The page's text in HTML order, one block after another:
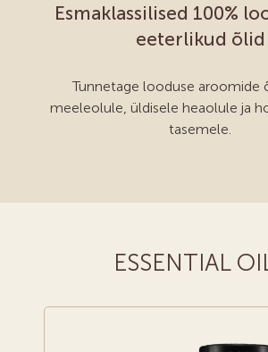
Esmaklassilised 100%
eeterlikud õlid
Tunnetage looduse aroomide
meeleolule, üldisele heaolule ja
tasemele.
ESSENTIAL